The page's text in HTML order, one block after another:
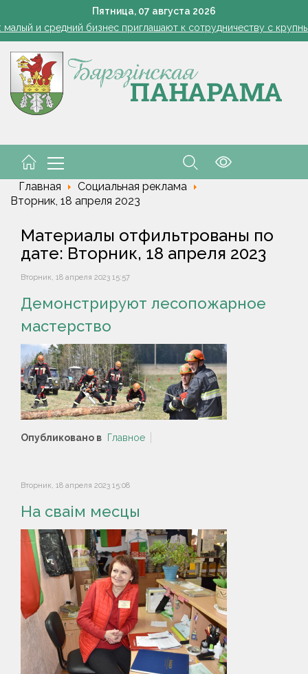
Пятница, 07 августа 2026
1 стакан в ведро — тля и плодожорка бегут: Августовская
и средний бизнес приглашают к сотрудничеству с
маршруты, ассортимент. Лукашенко обозначил слабые
возмутился качеством товаров в магазинах на селе:
1 стакан в ведро — тля и плодожорка бегут: Августовская
маршруты, ассортимент. Лукашенко обозначил слабые
Главная
Социальная реклама
Вторник, 18 апреля 2023
Материалы отфильтрованы по
дате: Вторник, 18 апреля 2023
Вторник, 18 апреля 2023 15:57
Демонстрируют лесопожарное
мастерство
Опубликовано в Главное
Вторник, 18 апреля 2023 15:08
На сваім месцы